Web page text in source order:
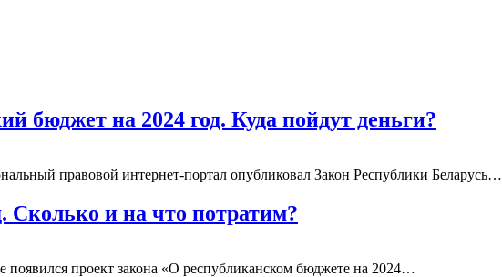
бюджет на 2024 год. Куда пойдут деньги?
правовой интернет-портал опубликовал Закон Республики Беларусь…
Сколько и на что потратим?
проект закона «О республиканском бюджете на 2024…